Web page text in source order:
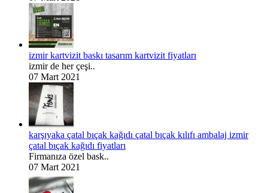
izmir kartvizit baskı tasarım kartvizit fiyatları
izmir de her çeşi..
07 Mart 2021
karşıyaka çatal bıçak kağıdı çatal bıçak kılıfı ambalaj izmir
çatal bıçak kağıdı fiyatları
Firmanıza özel bask..
07 Mart 2021